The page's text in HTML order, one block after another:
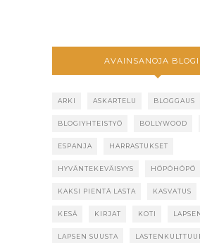
AVAINSANOJA
ARKI ASKARTELU BLOGGAUS
BLOGIYHTEISTYÖ BOLLYWOOD
ESPANJA HARRASTUKSET
HYVÄNTEKEVÄISYYS HÖPÖHÖPÖ
KAKSI PIENTÄ LASTA KASVATUS
KESÄ KIRJAT KOTI
LAPSEN SUUSTA